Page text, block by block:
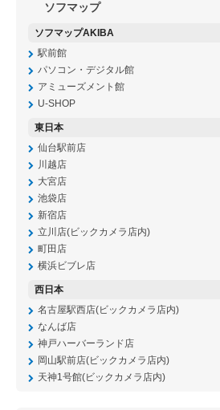
ソフマップ
ソフマップAKIBA
駅前館
パソコン・デジタル館
アミューズメント館
U-SHOP
東日本
仙台駅前店
川越店
大宮店
池袋店
新宿店
立川店(ビックカメラ店内)
町田店
横浜ビブレ店
西日本
名古屋駅西店(ビックカメラ店内)
なんば店
神戸ハーバーランド店
岡山駅前店(ビックカメラ店内)
天神1号館(ビックカメラ店内)